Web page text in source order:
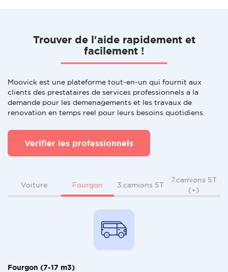
Trouver de l'aide rapidement et
facilement !
Moovick est une plateforme tout-en-un qui fournit aux
clients des prestataires de services professionnels a la
demande pour les demenagements et les travaux de
renovation en temps reel pour leurs besoins quotidiens.
Verifier les professionnels
Voiture Fourgon 3.camions 5T
7.camions 5T
(+)
Fourgon (7-17 m3)